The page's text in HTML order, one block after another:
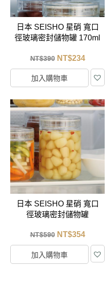
日本 SEISHO 星硝 寬口
徑玻璃密封儲物罐 170ml
NT$390 NT$234
加入購物車
日本 SEISHO 星硝 寬口
徑玻璃密封儲物罐
NT$590 NT$354
加入購物車